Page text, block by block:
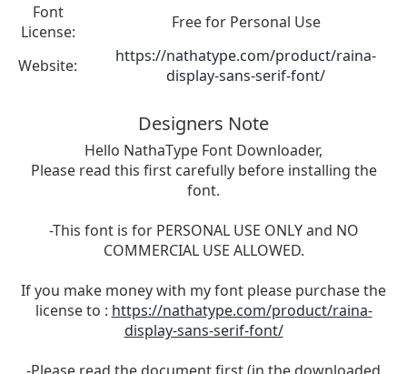
Font
License:
Free for Personal Use
Website:
https://nathatype.com/product/raina-
display-sans-serif-font/
Designers Note
Hello NathaType Font Downloader,
Please read this first carefully before installing the
font.
-This font is for PERSONAL USE ONLY and NO
COMMERCIAL USE ALLOWED.
If you make money with my font please purchase the
license to : https://nathatype.com/product/raina-
display-sans-serif-font/